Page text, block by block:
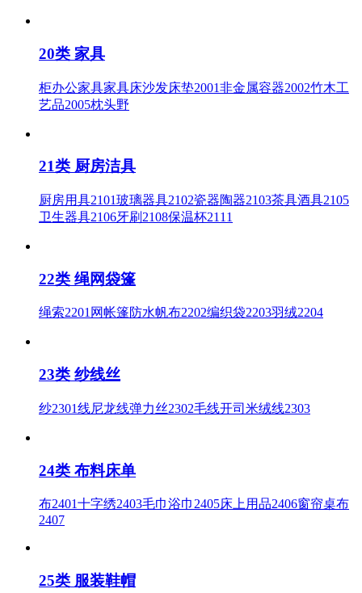
20类 家具
柜办公家具家具床沙发床垫2001非金属容器2002竹木工
艺品2005枕头野
21类 厨房洁具
厨房用具2101玻璃器具2102瓷器陶器2103茶具酒具2105
卫生器具2106牙刷2108保温杯2111
22类 绳网袋篷
绳索2201网帐篷防水帆布2202编织袋2203羽绒2204
23类 纱线丝
纱2301线尼龙线弹力丝2302毛线开司米绒线2303
24类 布料床单
布2401十字绣2403毛巾浴巾2405床上用品2406窗帘桌布
2407
25类 服装鞋帽